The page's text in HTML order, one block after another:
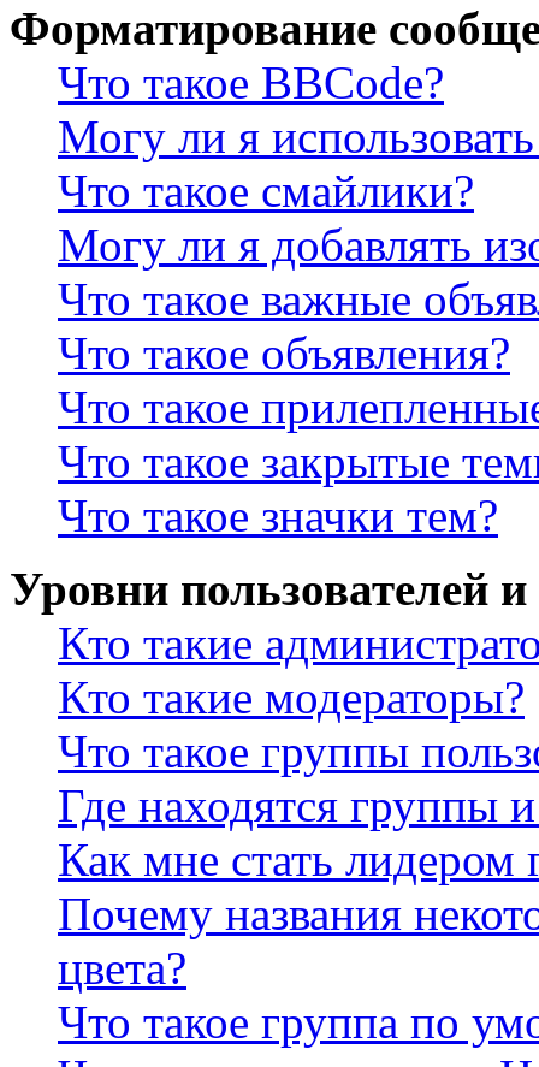
Форматирование
Что такое BBCode?
Могу ли я
Что такое смайлики?
Могу ли я добавлять
Что такое важные
Что такое объявления?
Что такое
Что такое закрытые
Что такое значки тем?
Уровни пользователей
Кто такие
Кто такие модераторы?
Что такое группы
Где находятся группы
Как мне стать лидером
Почему названия
цвета?
Что такое группа по